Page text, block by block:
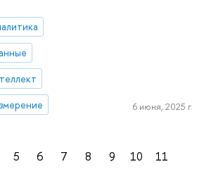
6 июня, 2025 г.
5 6 7 8 9 10
11